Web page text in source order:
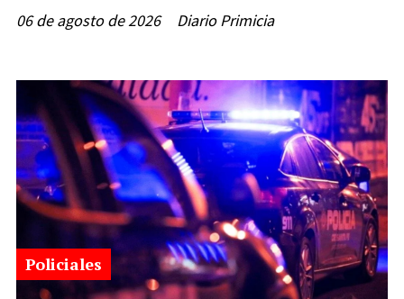
Diario Primicia
06 de agosto de 2026
Policiales